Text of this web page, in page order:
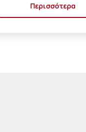
Περισσότερα